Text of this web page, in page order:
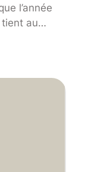
l’année
au
de